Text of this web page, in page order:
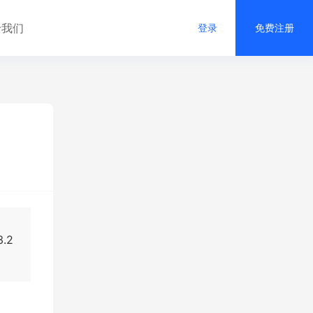
们 登录 免费注册